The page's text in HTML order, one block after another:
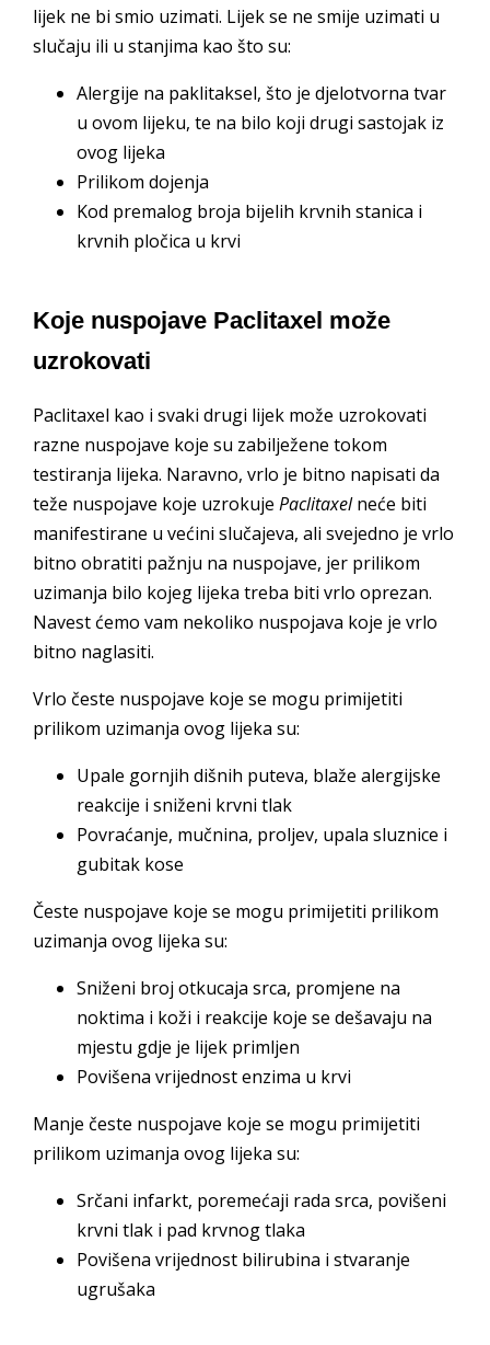
lijek ne bi smio uzimati. Lijek se ne smije uzimati u
slučaju ili u stanjima kao što su:
Alergije na paklitaksel, što je djelotvorna tvar
u ovom lijeku, te na bilo koji drugi sastojak iz
ovog lijeka
Prilikom dojenja
Kod premalog broja bijelih krvnih stanica i
krvnih pločica u krvi
Koje nuspojave Paclitaxel može
uzrokovati
Paclitaxel kao i svaki drugi lijek može uzrokovati
razne nuspojave koje su zabilježene tokom
testiranja lijeka. Naravno, vrlo je bitno napisati da
teže nuspojave koje uzrokuje Paclitaxelneće biti
manifestirane u većini slučajeva, ali svejedno je vrlo
bitno obratiti pažnju na nuspojave, jer prilikom
uzimanja bilo kojeg lijeka treba biti vrlo oprezan.
Navest ćemo vam nekoliko nuspojava koje je vrlo
bitno naglasiti.
Vrlo česte nuspojave koje se mogu primijetiti
prilikom uzimanja ovog lijeka su:
Upale gornjih dišnih puteva, blaže alergijske
reakcije i sniženi krvni tlak
Povraćanje, mučnina, proljev, upala sluznice i
gubitak kose
Česte nuspojave koje se mogu primijetiti prilikom
uzimanja ovog lijeka su:
Sniženi broj otkucaja srca, promjene na
noktima i koži i reakcije koje se dešavaju na
mjestu gdje je lijek primljen
Povišena vrijednost enzima u krvi
Manje česte nuspojave koje se mogu primijetiti
prilikom uzimanja ovog lijeka su:
Srčani infarkt, poremećaji rada srca, povišeni
krvni tlak i pad krvnog tlaka
Povišena vrijednost bilirubina i stvaranje
ugrušaka